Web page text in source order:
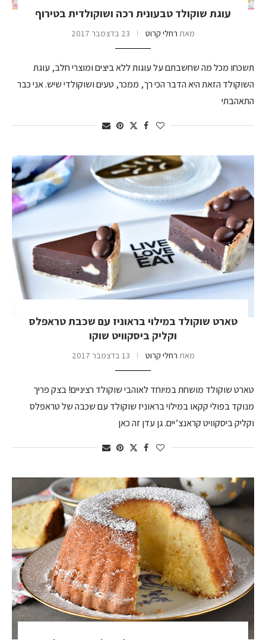
עוגת שוקולד טבעונית רכה ושוקולדית בטירוף
מאת רחלי קרוט 23 בדצמבר 2017
תשכחו מכל מה שחשבתם על עוגות ללא ביצים ומוצרי חלב, עוגת
השוקולד הזאת היא הדבר הכי רך, ממכר, טעים ושוקולדי שיש. אני כבר
התאהבתי
טארט שוקולד במילוי בראוניז עם שכבת טראפלס
וקליק ביסקוויט שוקו
מאת רחלי קרוט 13 בדצמבר 2017
טארט שוקולד מושחת במיוחד לאוהבי שוקולד רציניים! בצק פריך
מנוקד בפולי קקאו במילוי בראוניז שוקולד עם שכבה של טראפלס
וקליק ביסקוויט קראנצ’יים. גן עדן זה כאן